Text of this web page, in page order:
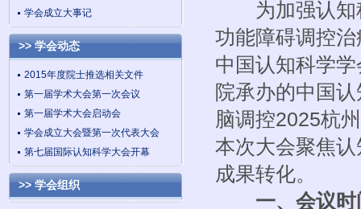
学会成立大事记
>> 学会动态
2015年度院士推选相关文件
第一届学术大会第一次会议
第一届学术大会启动会
学会成立大会暨第一次代表大会
第七届国际认知科学大会开幕
>> 学会组织
为加强认知科
功能障碍调控
中国认知科学
院承办的中国
脑调控2025杭
本次大会聚焦
成果转化。
一、会议